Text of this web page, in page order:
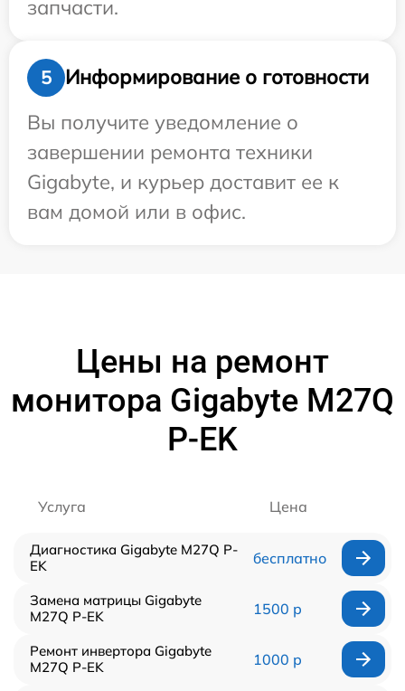
запчасти.
5
Информирование о готовности
Вы получите уведомление о
завершении ремонта техники
Gigabyte, и курьер доставит ее к
вам домой или в офис.
Цены на ремонт
монитора Gigabyte M27Q
P-EK
Услуга Цена
Диагностика Gigabyte M27Q P-
EK
бесплатно
Замена матрицы Gigabyte
M27Q P-EK
1500 р
Ремонт инвертора Gigabyte
M27Q P-EK
1000 р